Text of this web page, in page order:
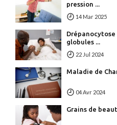
14 Mar 2025
22 Jul 2024
04 Avr 2024